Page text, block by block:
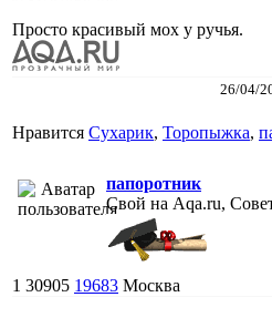
Просто красивый мох у ручья.
26/04/
Нравится Сухарик, Торопыжка,
папоротник
Свой на Aqa.ru,
1 30905 19683 Москва